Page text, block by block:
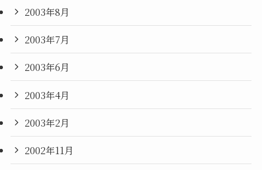
2003年8月
2003年7月
2003年6月
2003年4月
2003年2月
2002年11月